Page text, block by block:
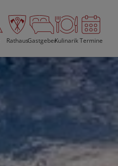
RathausGastgeberKulinarikTermine